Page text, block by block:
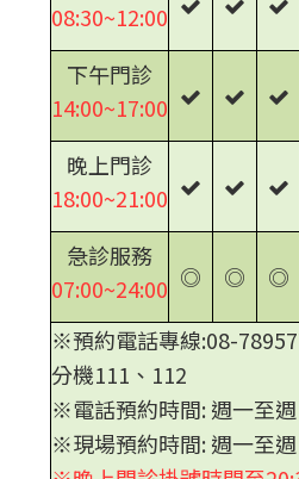
08:30~12:00
下午門診
14:00~17:00
晚上門診
18:00~21:00
急診服務
07:00~24:00 ◎ ◎ ◎
※預約電話專線:08-
分機111、112
※電話預約時間: 週一至
※現場預約時間: 週一至